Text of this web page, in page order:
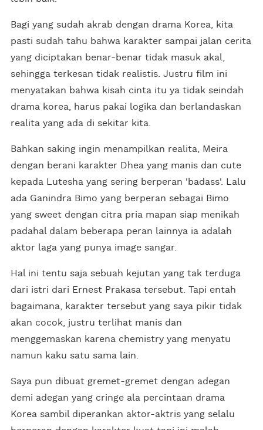
Bagi yang sudah akrab dengan drama Korea, kita
pasti sudah tahu bahwa karakter sampai jalan cerita
yang diciptakan benar-benar tidak masuk akal,
sehingga terkesan tidak realistis. Justru film ini
menyatakan bahwa kisah cinta itu ya tidak seindah
drama korea, harus pakai logika dan berlandaskan
realita yang ada di sekitar kita.
Bahkan saking ingin menampilkan realita, Meira
dengan berani karakter Dhea yang manis dan cute
kepada Lutesha yang sering berperan 'badass'. Lalu
ada Ganindra Bimo yang berperan sebagai Bimo
yang sweet dengan citra pria mapan siap menikah
padahal dalam beberapa peran lainnya ia adalah
aktor laga yang punya image sangar.
Hal ini tentu saja sebuah kejutan yang tak terduga
dari istri dari Ernest Prakasa tersebut. Tapi entah
bagaimana, karakter tersebut yang saya pikir tidak
akan cocok, justru terlihat manis dan
menggemaskan karena chemistry yang menyatu
namun kaku satu sama lain.
Saya pun dibuat gremet-gremet dengan adegan
demi adegan yang cringe ala percintaan drama
Korea sambil diperankan aktor-aktris yang selalu